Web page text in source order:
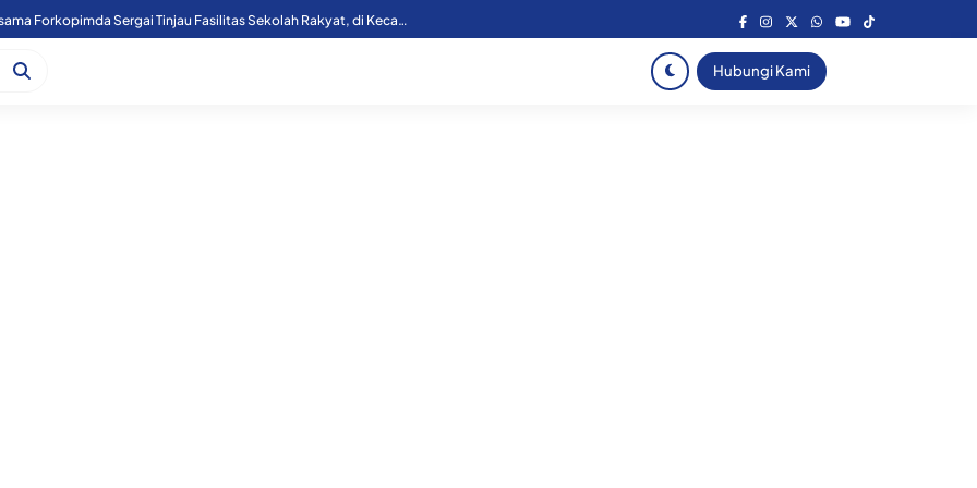
Kapoolres Sergai Bersama Forkopimda Sergai Tinjau Fasilitas Sekolah Rakyat, di Kecamatan Firdaus.
Hubungi Kami